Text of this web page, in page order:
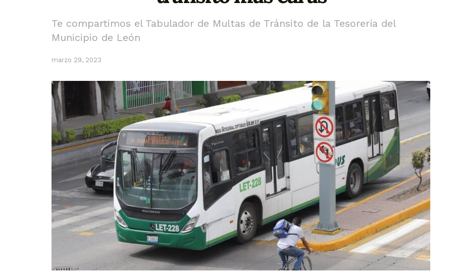
Te compartimos el Tabulador de Multas de Tránsito de la Tesorería del
Municipio de León
marzo 29, 2023